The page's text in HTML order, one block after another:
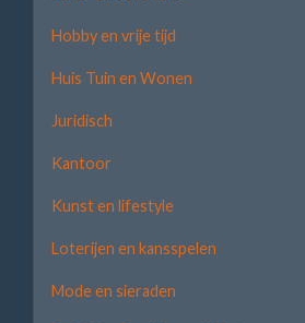
Hobby en vrije tijd
Huis Tuin en Wonen
Juridisch
Kantoor
Kunst en lifestyle
Loterijen en kansspelen
Mode en sieraden